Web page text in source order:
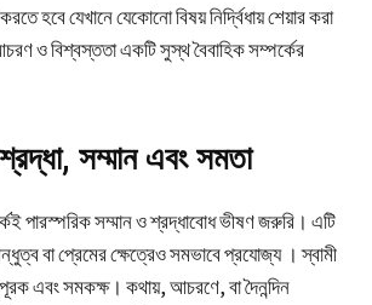
হবে যেখানে যেকোনো বিষয় নির্দ্বিধায় শেয়ার করা
ও বিশ্বস্ততা একটি সুস্থ বৈবাহিক সম্পর্কের
সম্মান এবং সমতা
পারস্পরিক সম্মান ও শ্রদ্ধাবোধ ভীষণ জরুরি। এটি
বা প্রেমের ক্ষেত্রেও সমভাবে প্রযোজ্য । স্বামী
এবং সমকক্ষ। কথায়, আচরণে, বা দৈনন্দিন